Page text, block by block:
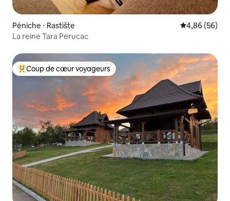
Péniche ⋅ Rastište Évaluation
4,86 (56)
La reine Tara Perucac
Coups de cœur voyageurs les plus appréciés
Coup de cœur voyageurs